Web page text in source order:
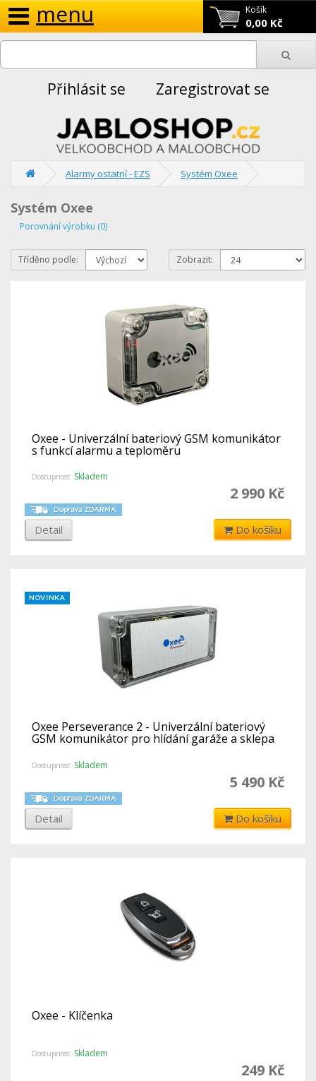
Košík
0,00 Kč
menu
Přihlásit se Zaregistrovat se
Alarmy ostatní - EZS Systém Oxee
Systém Oxee
Porovnání výrobku (0)
Tříděno podle: Zobrazit:
Oxee - Univerzální bateriový GSM komunikátor
s funkcí alarmu a teploměru
Dostupnost: Skladem
2 990 Kč
Detail Do košíku
Oxee Perseverance 2 - Univerzální bateriový
GSM komunikátor pro hlídání garáže a sklepa
Dostupnost: Skladem
5 490 Kč
Detail Do košíku
Oxee - Klíčenka
Dostupnost: Skladem
249 Kč